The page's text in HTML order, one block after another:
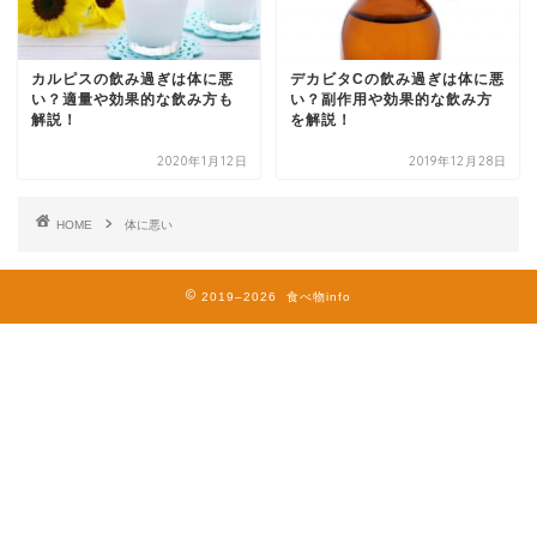
カルピスの飲み過ぎは体に悪
い？適量や効果的な飲み方も
解説！
2020年1月12日
デカビタCの飲み過ぎは体に悪
い？副作用や効果的な飲み方
を解説！
2019年12月28日
HOME 体に悪い
2019–2026 食べ物info